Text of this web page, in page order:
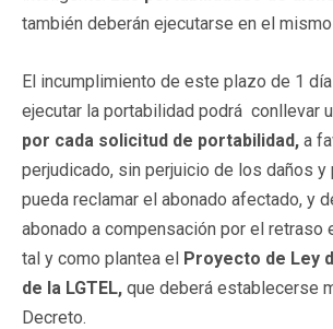
también deberán ejecutarse en el
El incumplimiento de este plazo de 1
ejecutar la portabilidad podrá conllevar
por cada solicitud de portabilidad, a
perjudicado, sin perjuicio de los daños y
pueda reclamar el abonado afectado, y
abonado a compensación por el retraso
tal y como plantea el Proyecto de Ley
de la LGTEL, que deberá establecerse
Decreto.